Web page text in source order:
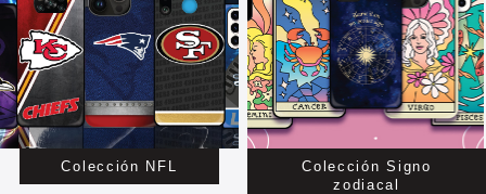
Colección NFL
Colección Signo
zodiacal